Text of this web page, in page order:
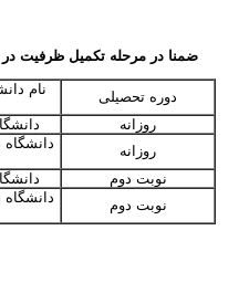
ضمنا در مرحله تکمیل ظرفیت
دوره تحصیلی
نام
روزانه
روزانه
دانشگاه
نوبت دوم
نوبت دوم
دانشگاه